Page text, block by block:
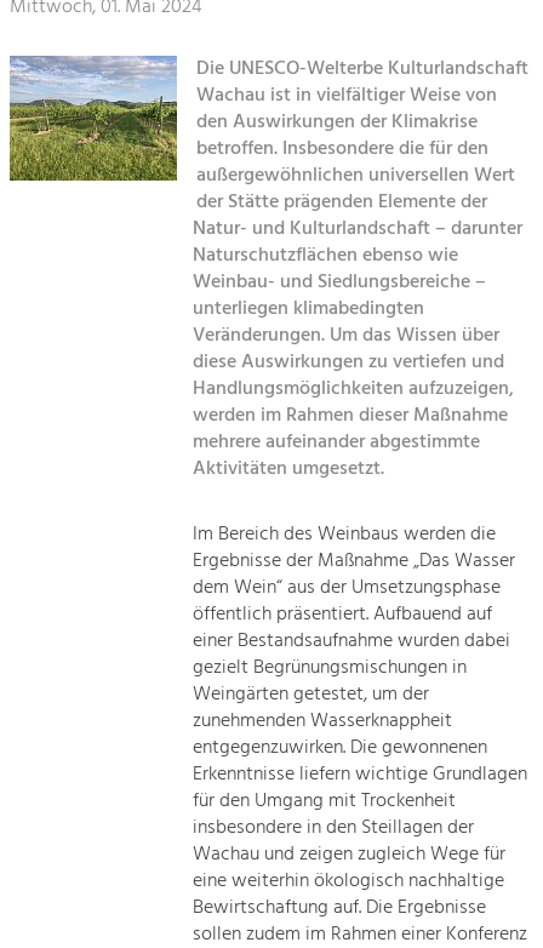
Landwirtschaft & Tourismus
Projekte
Kirchen am Fluss
Land- & Forstwirtschaft
Bewirtschaftung und Pflege der
Kulturlandschaft.
Tourismus
Angebotsentwicklung und
Kunst & Kultur
Handwerk, Wissenschaft und Forschung.
Soziales, Bildung &
Gleichberechtigung, Jugend und
Mobilität & Energie
erneuerbare Energie
Steigerung regionaler Wertschöpfung
Mittwoch, 01. Mai 2024
Die UNESCO-Welterbe Kulturlandschaft
Wachau ist in vielfältiger Weise von
den Auswirkungen der Klimakrise
betroffen. Insbesondere die für den
außergewöhnlichen universellen Wert
der Stätte prägenden Elemente der
Natur- und Kulturlandschaft – darunter
Naturschutzflächen ebenso wie
Weinbau- und Siedlungsbereiche –
unterliegen klimabedingten
Veränderungen. Um das Wissen über
diese Auswirkungen zu vertiefen und
Handlungsmöglichkeiten aufzuzeigen,
werden im Rahmen dieser Maßnahme
mehrere aufeinander abgestimmte
Aktivitäten umgesetzt.
Im Bereich des Weinbaus werden die
Ergebnisse der Maßnahme „Das Wasser
dem Wein“ aus der Umsetzungsphase
öffentlich präsentiert. Aufbauend auf
einer Bestandsaufnahme wurden dabei
gezielt Begrünungsmischungen in
Weingärten getestet, um der
zunehmenden Wasserknappheit
entgegenzuwirken. Die gewonnenen
Erkenntnisse liefern wichtige Grundlagen
für den Umgang mit Trockenheit
insbesondere in den Steillagen der
Wachau und zeigen zugleich Wege für
eine weiterhin ökologisch nachhaltige
Bewirtschaftung auf. Die Ergebnisse
sollen zudem im Rahmen einer Konferenz